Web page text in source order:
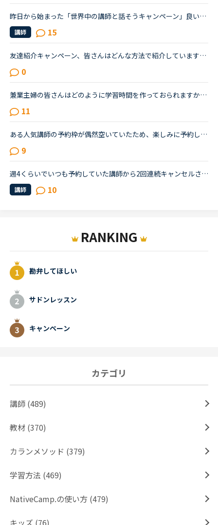
昨日から始まった「世界中の講師と話そうキャンペーン」良いと思いませんか？SNSを使った（認知度を上げる？）キャンペーンには気乗りがしなかったのですが（すみません）普段、新しい先生は少し躊躇してしまう自...
講師 15
友達紹介キャンペーン、皆さんはどんな方法で紹介していますか？私はツイッターで紹介リンクを公開したんですが、今朝起きたら特典クーポン付与のお知らせメールが届いていました。どなたかはわかりませんが、私...
0
兼業主婦の皆さんはどのように学習時間を作っておられますか？NCでは沢山のキャンペーンを設けてくださっていますが、時間を捻出するのが難しく、悲しい思いをしています。今回のワールドツアーキャンペーンも制...
11
ある人気講師の予約枠が偶然空いていたため、楽しみに予約しました。ですが、当日の1時間前に講師都合によるレッスンキャンセルにより、講師が変更になったと通知が来ました。とても残念に思い、他の日時に予約し...
9
週4くらいでいつも予約していた講師から2回連続キャンセルされました。その先生はとても教えるのがうまいので評価もよく、ファンもついている感じですが、予約自体はほぼ私だけが一日一回いれている感じです。ご...
講師 10
RANKING
勘弁してほしい
サドンレッスン
キャンペーン
カテゴリ
講師 (489)
教材 (370)
カランメソッド (379)
学習方法 (469)
NativeCamp.の使い方 (479)